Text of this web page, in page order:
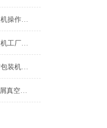
双室玉米粽子抽真空包装机操作简单
双室粽子甘蔗抽真空包装机工厂生产
双室内抽酱牛肉保鲜真空包装机操作简单
600型双室真空包装机-木屑真空机厂家